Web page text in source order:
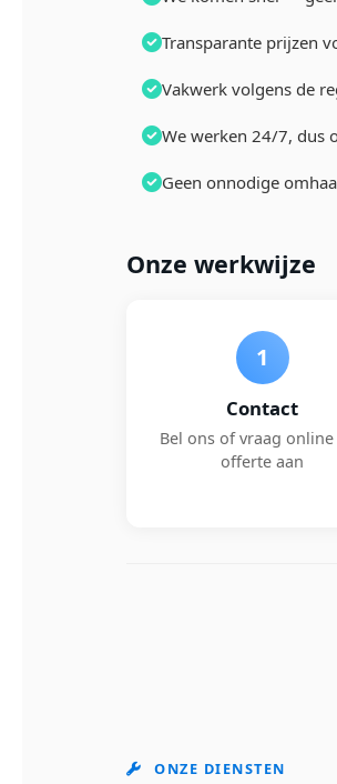
Transparante prijzen
Vakwerk volgens de
We werken 24/7, dus
Geen onnodige
Onze werkwijze
1
Contact
Bel ons of vraag online
offerte aan
ONZE DIENSTEN